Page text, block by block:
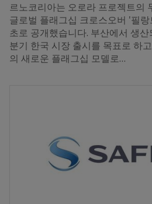
르노코리아는 오로라 프로젝트의
글로벌 플래그십 크로스오버 '필
초로 공개했습니다. 부산에서 생
분기 한국 시장 출시를 목표로 하
의 새로운 플래그십 모델로…